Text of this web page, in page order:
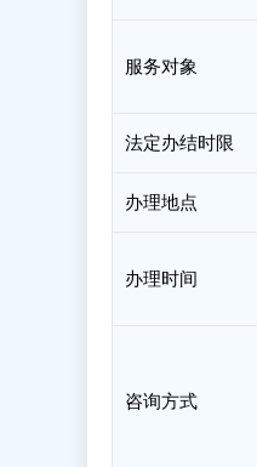
服务对象
法定办结时限
办理地点
办理时间
咨询方式